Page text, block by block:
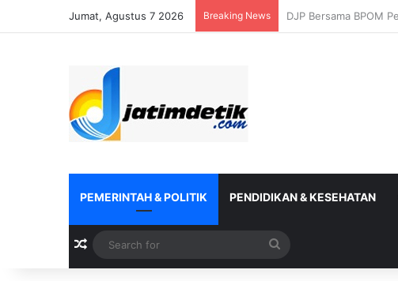
Jumat, Agustus 7 2026 Breaking News Kanwil DJP Jawa
PEMERINTAH & POLITIK PENDIDIKAN & KESEHATAN
Random Article
for